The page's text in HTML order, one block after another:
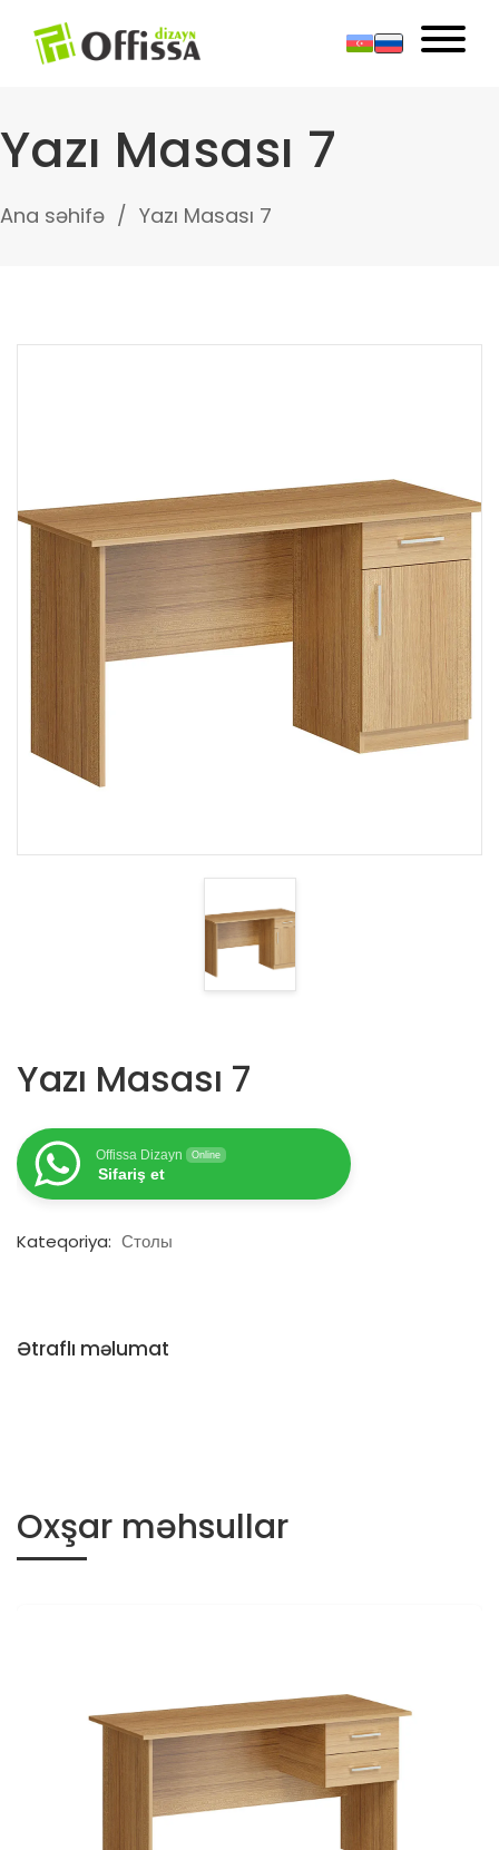
Yazı Masası 7
Ana səhifə Yazı Masası 7
Yazı Masası 7
Offissa Dizayn Online
Sifariş et
Kateqoriya: Столы
Ətraflı məlumat
Oxşar məhsullar